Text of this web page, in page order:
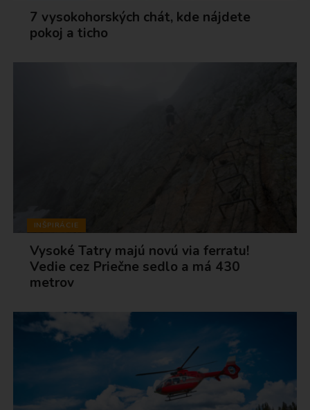
7 vysokohorských chát, kde nájdete
pokoj a ticho
INŠPIRÁCIE
Vysoké Tatry majú novú via ferratu!
Vedie cez Priečne sedlo a má 430
metrov